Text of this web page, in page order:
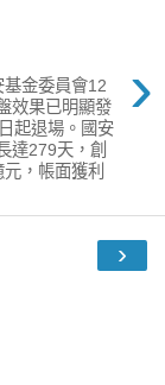
›
金委員會12
效果已明顯發
起退場。國安
達279天，創
，帳面獲利
›